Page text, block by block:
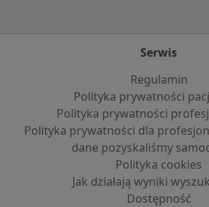
Serwis
Regulamin
Polityka prywatności
Polityka prywatności
Polityka prywatności dla
dane pozyskaliśmy
Polityka cookies
Jak działają wyniki
Dostępność